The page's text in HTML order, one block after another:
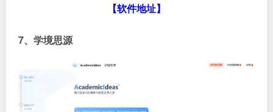
【软件地址】
7、学境思源